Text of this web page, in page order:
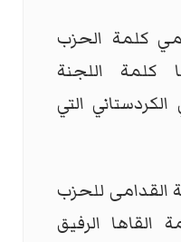
كلمة الحزب
كلمة اللجنة
التي
القدامى للحزب
القاها الرفيق